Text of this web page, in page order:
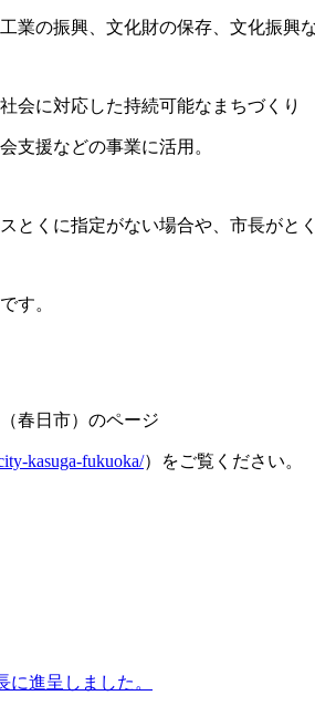
工業の振興、文化財の保存、文化
会に対応した持続可能なまちづくり
援などの事業に活用。
とくに指定がない場合や、市長がと
す。
春日市）のページ
kasuga-fukuoka/）をご覧ください。
に進呈しました。